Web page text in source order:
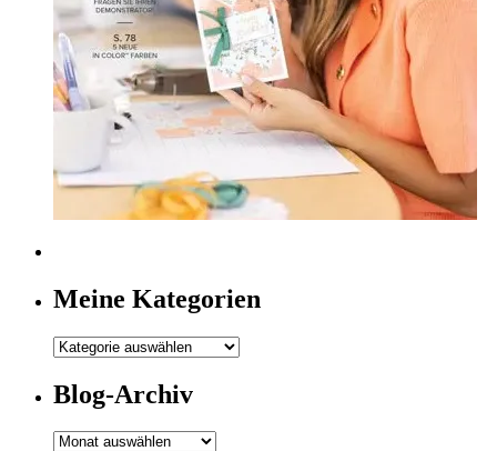
Meine Kategorien
Meine
Blog-Archiv
Blog-